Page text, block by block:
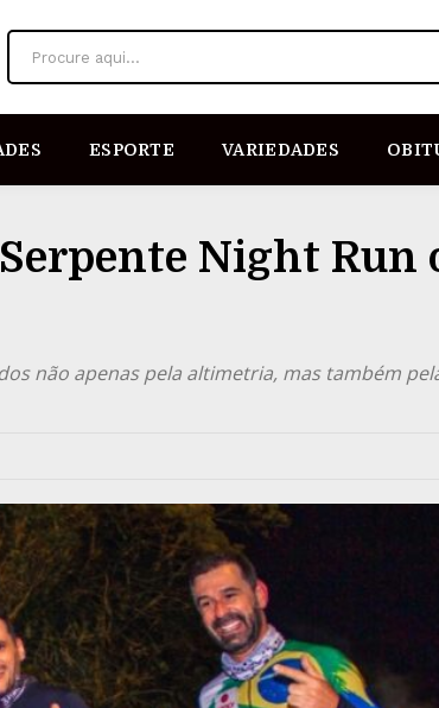
Procure aqui...
ESPORTE VARIEDADES
Night Run
não apenas pela altimetria, mas também